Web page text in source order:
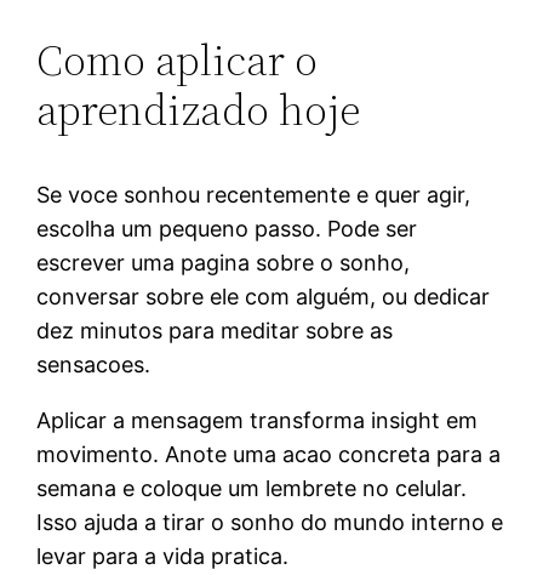
Como aplicar o
aprendizado hoje
Se voce sonhou recentemente e quer agir,
escolha um pequeno passo. Pode ser
escrever uma pagina sobre o sonho,
conversar sobre ele com alguém, ou dedicar
dez minutos para meditar sobre as
sensacoes.
Aplicar a mensagem transforma insight em
movimento. Anote uma acao concreta para a
semana e coloque um lembrete no celular.
Isso ajuda a tirar o sonho do mundo interno e
levar para a vida pratica.